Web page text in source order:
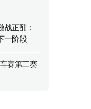
正酣：
一阶段
赛第三赛